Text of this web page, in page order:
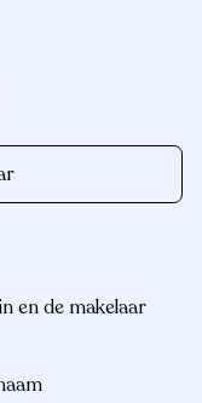
en de makelaar